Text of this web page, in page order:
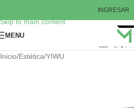
Skip to main content
INGRESAR
MENU
Inicio/Estética/YIWU